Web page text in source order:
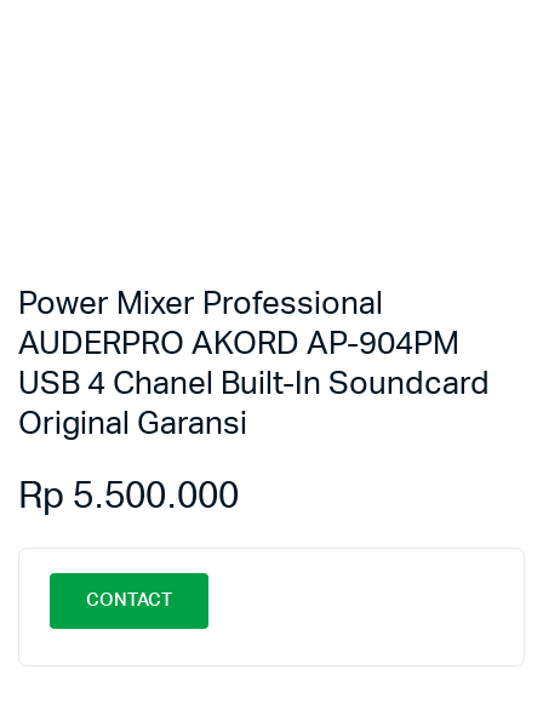
Power Mixer Professional
AUDERPRO AKORD AP-904PM
USB 4 Chanel Built-In Soundcard
Original Garansi
Rp 5.500.000
CONTACT